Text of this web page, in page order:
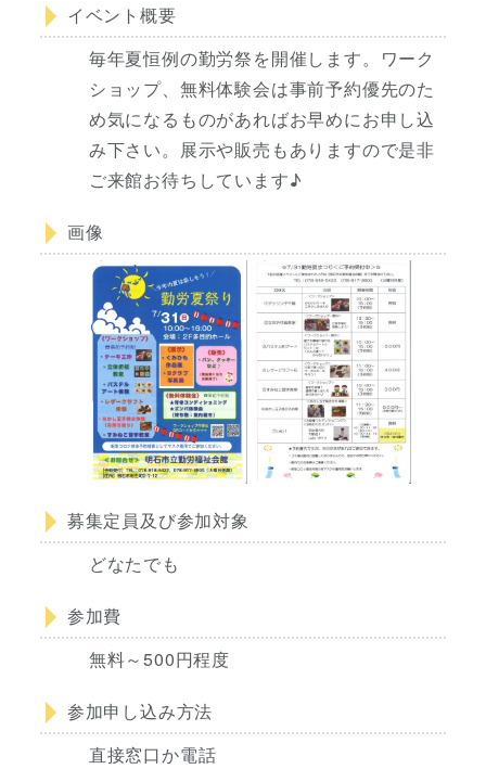
イベント概要
毎年夏恒例の勤労祭を開催します。ワーク
ショップ、無料体験会は事前予約優先のた
め気になるものがあればお早めにお申し込
み下さい。展示や販売もありますので是非
ご来館お待ちしています♪
画像
募集定員及び参加対象
どなたでも
参加費
無料～500円程度
参加申し込み方法
直接窓口か電話